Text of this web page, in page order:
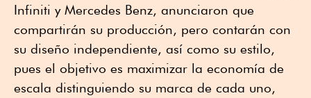
Infiniti y Mercedes Benz, anunciaron que
compartirán su producción, pero contarán con
su diseño independiente, así como su estilo,
pues el objetivo es maximizar la economía de
escala distinguiendo su marca de cada uno,